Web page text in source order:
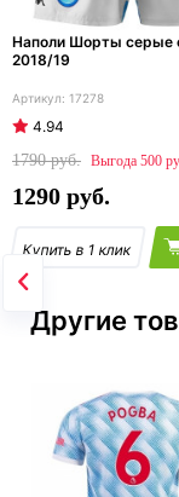
Наполи Шорты серые
2018/19
17278
4.94
1790
500
1290
Другие